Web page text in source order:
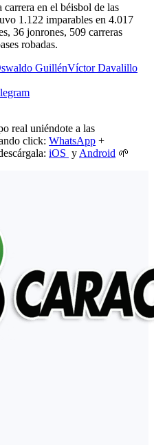
en el béisbol de las
1.122 imparables en 4.017
36 jonrones, 509 carreras
robadas.
GuillénVíctor Davalillo
real uniéndote a las
click: WhatsApp +
iOS y Android 🌱